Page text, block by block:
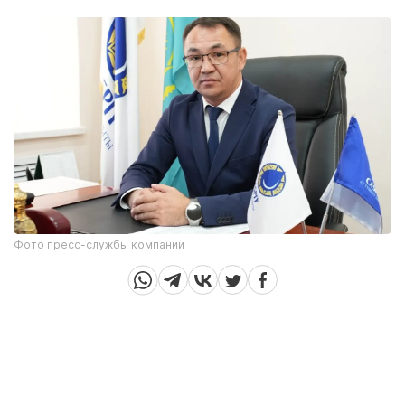
Фото пресс-службы компании